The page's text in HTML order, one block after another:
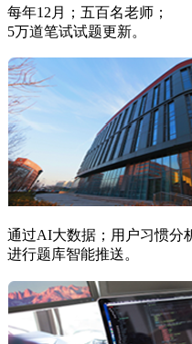
每年12月；五百名老师；
5万道笔试试题更新。
通过AI大数据；用户习惯分
进行题库智能推送。